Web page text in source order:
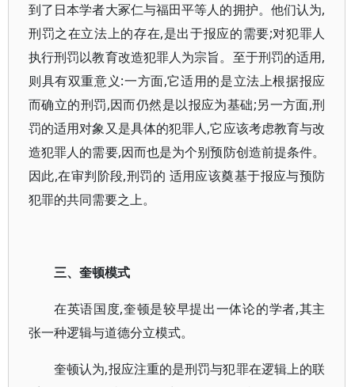
到了日本学者大冢仁与福田平等人的拥护。他们认为,
刑罚之在立法上的存在,是出于报应的需要;对犯罪人
执行刑罚以教育改造犯罪人为宗旨。至于刑罚的适用,
则具有双重意义:一方面,它适用的是立法上根据报应
而确立的刑罚,因而仍然是以报应为基础;另一方面,刑
罚的适用对象又是具体的犯罪人,它应该考虑教育与改
造犯罪人的需要,因而也是为个别预防创造前提条件。
因此,在审判阶段,刑罚的 适用应该奠基于报应与预防
犯罪的共同需要之上。
三、奎顿模式
在英语国度,奎顿是较早提出一体论的学者,其主
张一种逻辑与道德分立模式。
奎顿认为,报应注重的是刑罚与犯罪在逻辑上的联